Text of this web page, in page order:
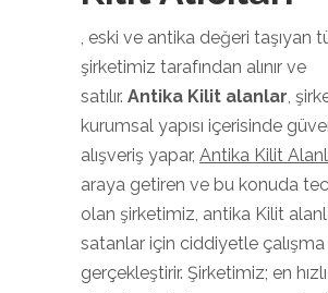
, eski ve antika değeri taşıyan
şirketimiz tarafından alınır ve
satılır. Antika Kilit alanlar,
kurumsal yapısı içerisinde
alışveriş yapar, Antika Kilit
araya getiren ve bu konuda
olan şirketimiz, antika Kilit
satanlar için ciddiyetle çalışma
gerçekleştirir. Şirketimiz; en